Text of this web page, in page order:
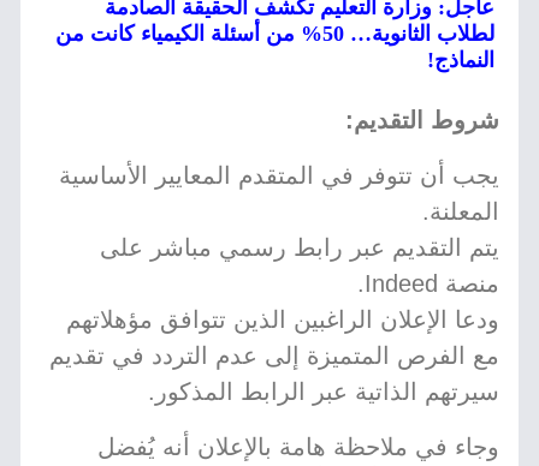
عاجل: وزارة التعليم تكشف الحقيقة الصادمة
لطلاب الثانوية… 50% من أسئلة الكيمياء كانت من
النماذج!
شروط التقديم:
يجب أن تتوفر في المتقدم المعايير الأساسية
المعلنة.
يتم التقديم عبر رابط رسمي مباشر على
منصة Indeed.
ودعا الإعلان الراغبين الذين تتوافق مؤهلاتهم
مع الفرص المتميزة إلى عدم التردد في تقديم
سيرتهم الذاتية عبر الرابط المذكور.
وجاء في ملاحظة هامة بالإعلان أنه يُفضل